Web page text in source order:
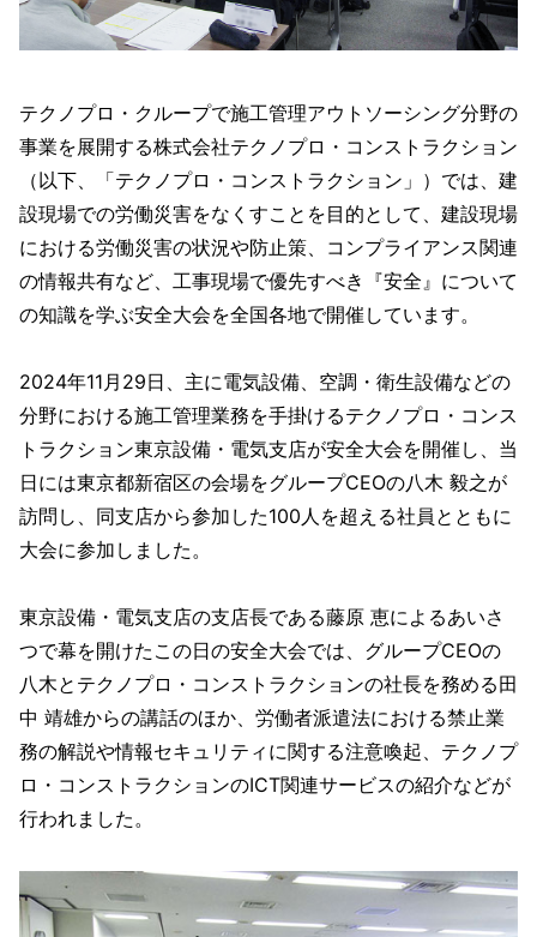
テクノプロ・クループで施工管理アウトソーシング分野の
事業を展開する株式会社テクノプロ・コンストラクション
（以下、「テクノプロ・コンストラクション」）では、建
設現場での労働災害をなくすことを目的として、建設現場
における労働災害の状況や防止策、コンプライアンス関連
の情報共有など、工事現場で優先すべき『安全』について
の知識を学ぶ安全大会を全国各地で開催しています。
2024年11月29日、主に電気設備、空調・衛生設備などの
分野における施工管理業務を手掛けるテクノプロ・コンス
トラクション東京設備・電気支店が安全大会を開催し、当
日には東京都新宿区の会場をグループCEOの八木 毅之が
訪問し、同支店から参加した100人を超える社員とともに
大会に参加しました。
東京設備・電気支店の支店長である藤原 恵によるあいさ
つで幕を開けたこの日の安全大会では、グループCEOの
八木とテクノプロ・コンストラクションの社長を務める田
中 靖雄からの講話のほか、労働者派遣法における禁止業
務の解説や情報セキュリティに関する注意喚起、テクノプ
ロ・コンストラクションのICT関連サービスの紹介などが
行われました。